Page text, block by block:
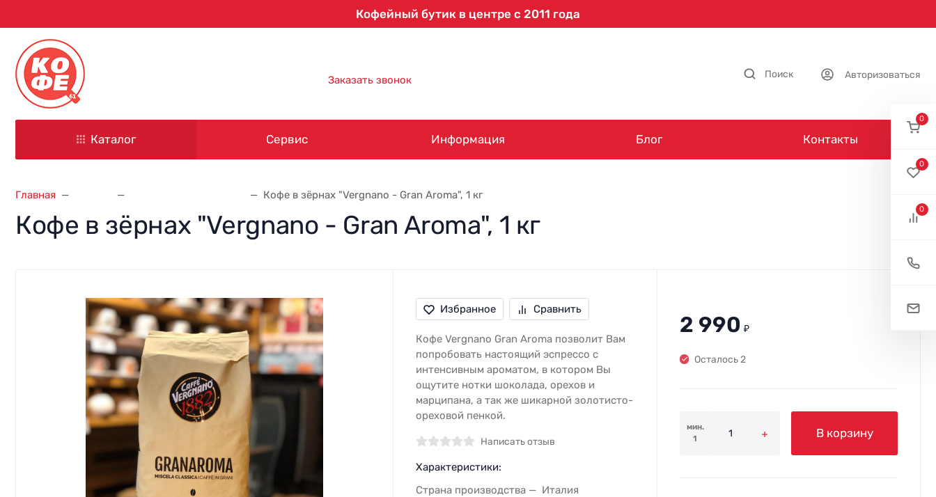
Кофейный бутик в центре с 2011 года
Заказать звонок Поиск Авторизоваться
Каталог Сервис Информация Блог Контакты
Главная Кофе в зёрнах "Vergnano - Gran Aroma", 1 кг
Кофе в зёрнах "Vergnano - Gran Aroma", 1 кг
Избранное Сравнить
Кофе Vergnano Gran Aroma позволит Вам
попробовать настоящий эспрессо с
интенсивным ароматом, в котором Вы
ощутите нотки шоколада, орехов и
марципана, а так же шикарной золотисто-
ореховой пенкой.
Написать отзыв
Характеристики:
Страна производства
Италия
2 990 ₽
Осталось 2
мин.
1
В корзину
0
0
0